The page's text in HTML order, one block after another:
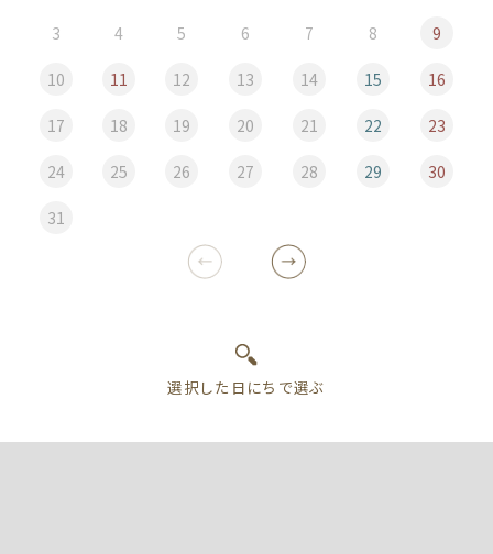
3 4 5 6 7 8 9
10 11 12 13 14 15 16
17 18 19 20 21 22 23
24 25 26 27 28 29 30
31